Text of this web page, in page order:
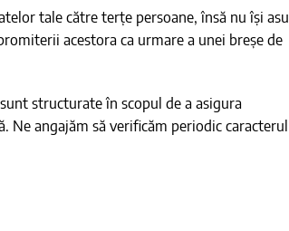
tale către terțe persoane, însă nu își
acestora ca urmare a unei breșe de
structurate în scopul de a asigura
angajăm să verificăm periodic caracterul